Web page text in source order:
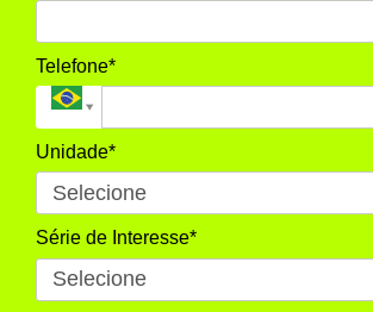
Telefone*
Unidade*
Série de Interesse*